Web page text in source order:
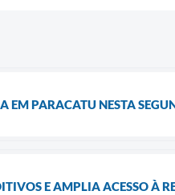
PARACATU NESTA
E AMPLIA ACESSO À